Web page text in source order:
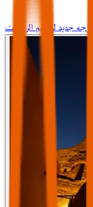
وجه جديد لتنظيم الرحلات